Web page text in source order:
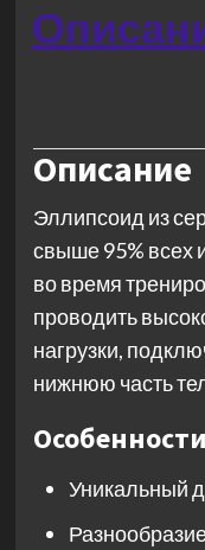
Описание
Эллипсоид из
свыше 95% всех
во время
проводить
нагрузки,
нижнюю часть
Уникальный